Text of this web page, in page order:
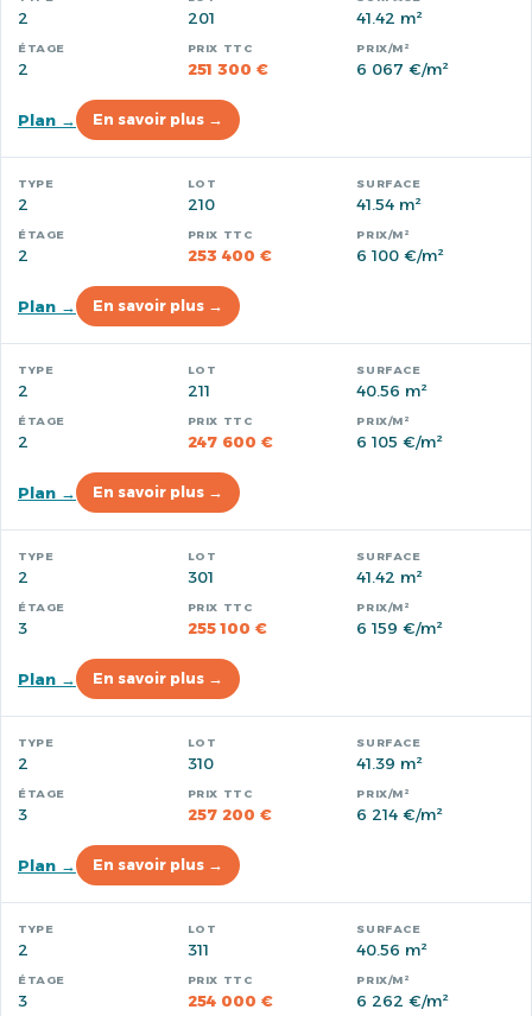
2 201 41.42 m²
2 251 300 € 6 067 €/m²
Plan → En savoir plus →
2 210 41.54 m²
2 253 400 € 6 100 €/m²
Plan → En savoir plus →
2 211 40.56 m²
2 247 600 € 6 105 €/m²
Plan → En savoir plus →
2 301 41.42 m²
3 255 100 € 6 159 €/m²
Plan → En savoir plus →
2 310 41.39 m²
3 257 200 € 6 214 €/m²
Plan → En savoir plus →
2 311 40.56 m²
3 254 000 € 6 262 €/m²